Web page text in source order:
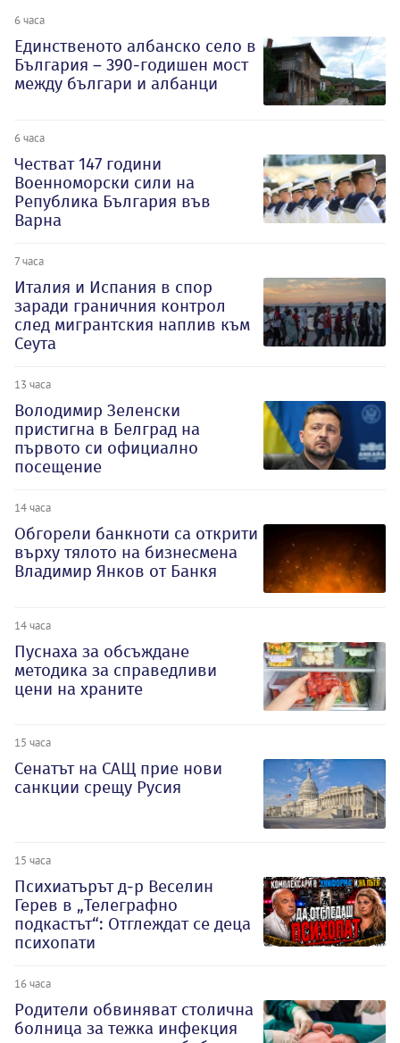
6 часа
Единственото албанско село в
България – 390-годишен мост
между българи и албанци
6 часа
Честват 147 години
Военноморски сили на
Република България във
Варна
7 часа
Италия и Испания в спор
заради граничния контрол
след мигрантския наплив към
Сеута
13 часа
Володимир Зеленски
пристигна в Белград на
първото си официално
посещение
14 часа
Обгорели банкноти са открити
върху тялото на бизнесмена
Владимир Янков от Банкя
14 часа
Пуснаха за обсъждане
методика за справедливи
цени на храните
15 часа
Сенатът на САЩ прие нови
санкции срещу Русия
15 часа
Психиатърът д-р Веселин
Герев в „Телеграфно
подкастът“: Отглеждат се деца
психопати
16 часа
Родители обвиняват столична
болница за тежка инфекция